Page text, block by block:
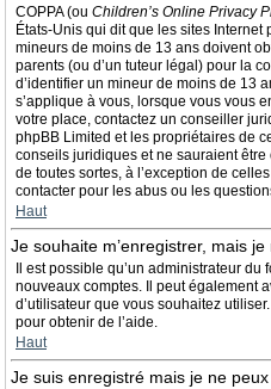
COPPA (ou Children’s Online Privacy
États-Unis qui dit que les sites
mineurs de moins de 13 ans doivent
parents (ou d’un tuteur légal) pour la
d’identifier un mineur de moins de 13
s’applique à vous, lorsque vous vous
votre place, contactez un conseiller
phpBB Limited et les propriétaires de
conseils juridiques et ne sauraient
de toutes sortes, à l’exception de
contacter pour les abus ou les
Haut
Je souhaite m’enregistrer, mais je
Il est possible qu’un administrateur
nouveaux comptes. Il peut également
d’utilisateur que vous souhaitez
pour obtenir de l’aide.
Haut
Je suis enregistré mais je ne